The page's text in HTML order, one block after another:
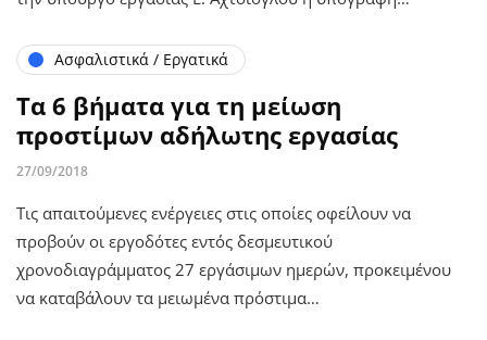
Ασφαλιστικά / Εργατικά
Τα 6 βήματα για τη μείωση
προστίμων αδήλωτης εργασίας
27/09/2018
Τις απαιτούμενες ενέργειες στις οποίες οφείλουν να
προβούν οι εργοδότες εντός δεσμευτικού
χρονοδιαγράμματος 27 εργάσιμων ημερών, προκειμένου
να καταβάλουν τα μειωμένα πρόστιμα…